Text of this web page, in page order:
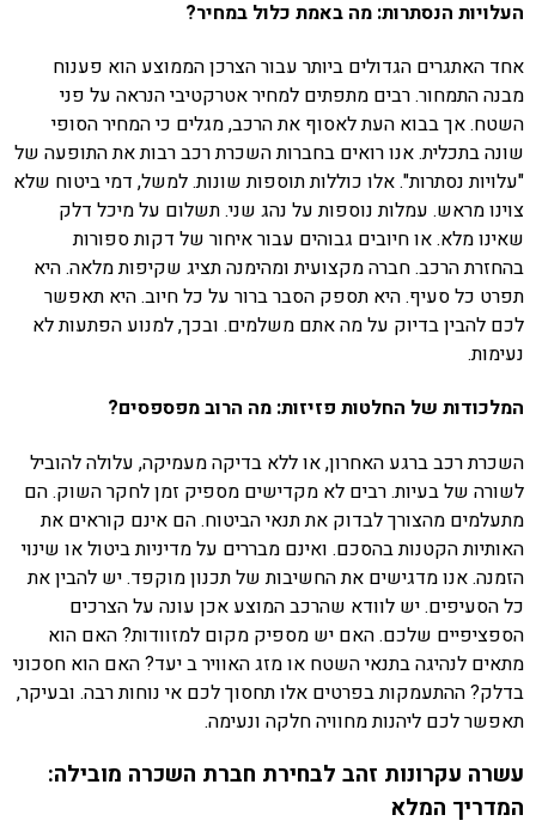
העלויות הנסתרות: מה באמת כלול במחיר?
אחד האתגרים הגדולים ביותר עבור הצרכן הממוצע הוא פענוח
מבנה התמחור. רבים מתפתים למחיר אטרקטיבי הנראה על פני
השטח. אך בבוא העת לאסוף את הרכב, מגלים כי המחיר הסופי
שונה בתכלית. אנו רואים בחברות השכרת רכב רבות את התופעה של
"עלויות נסתרות". אלו כוללות תוספות שונות. למשל, דמי ביטוח שלא
צוינו מראש. עמלות נוספות על נהג שני. תשלום על מיכל דלק
שאינו מלא. או חיובים גבוהים עבור איחור של דקות ספורות
בהחזרת הרכב. חברה מקצועית ומהימנה תציג שקיפות מלאה. היא
תפרט כל סעיף. היא תספק הסבר ברור על כל חיוב. היא תאפשר
לכם להבין בדיוק על מה אתם משלמים. ובכך, למנוע הפתעות לא
נעימות.
המלכודות של החלטות פזיזות: מה הרוב מפספסים?
השכרת רכב ברגע האחרון, או ללא בדיקה מעמיקה, עלולה להוביל
לשורה של בעיות. רבים לא מקדישים מספיק זמן לחקר השוק. הם
מתעלמים מהצורך לבדוק את תנאי הביטוח. הם אינם קוראים את
האותיות הקטנות בהסכם. ואינם מבררים על מדיניות ביטול או שינוי
הזמנה. אנו מדגישים את החשיבות של תכנון מוקפד. יש להבין את
כל הסעיפים. יש לוודא שהרכב המוצע אכן עונה על הצרכים
הספציפיים שלכם. האם יש מספיק מקום למזוודות? האם הוא
מתאים לנהיגה בתנאי השטח או מזג האוויר ב יעד? האם הוא חסכוני
בדלק? ההתעמקות בפרטים אלו תחסוך לכם אי נוחות רבה. ובעיקר,
תאפשר לכם ליהנות מחוויה חלקה ונעימה.
עשרה עקרונות זהב לבחירת חברת השכרה מובילה:
המדריך המלא